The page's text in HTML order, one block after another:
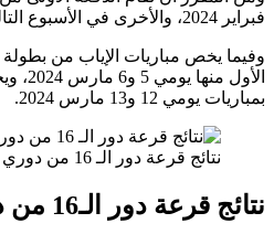
مباريات الإياب من بطولةذات
الأول منها يومي 5 و6
و13 مارس 2024.
قرعة دور الـ 16 من دوري ابطال اوروبا 2023
الـ16 من دوري أبطال أوروبا